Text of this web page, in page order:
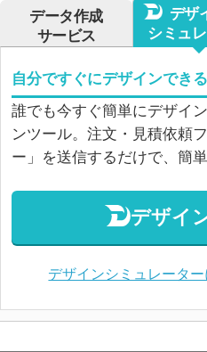
データ作成
サービス
デザ
シミュ
自分ですぐにデザインできる
誰でも今すぐ簡単にデザイ
ンツール。注文・見積依頼
ー」を送信するだけで、簡
デザイ
デザインシミュレータ